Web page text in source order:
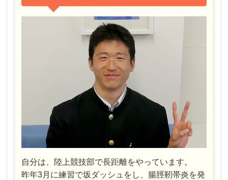
自分は、陸上競技部で長距離をやっています。
昨年3月に練習で坂ダッシュをし、腸脛靭帯炎を発